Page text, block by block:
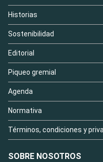
Historias
Sostenibilidad
Editorial
Piqueo gremial
Agenda
Normativa
Términos, condiciones y
SOBRE NOSOTROS